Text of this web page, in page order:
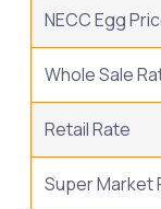
NECC Egg
Whole Sale
Retail Rate
Super Market